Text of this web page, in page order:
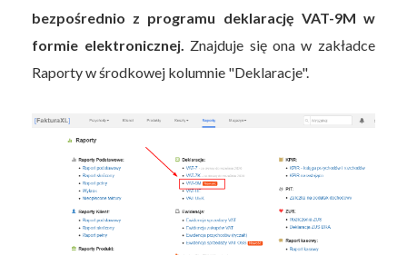
bezpośrednio z programu deklarację VAT-9M w
formie elektronicznej. Znajduje się ona w zakładce
Raporty w środkowej kolumnie "Deklaracje".